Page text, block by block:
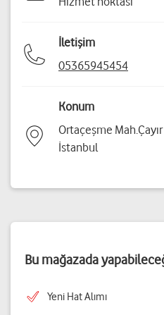
İletişim
05365945454
Konum
Ortaçeşme
İstanbul
Bu mağazada
Yeni Hat Alımı